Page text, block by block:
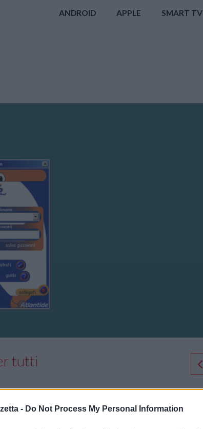
- Do Not Process My Personal Information
ANDROID APPLE SMART TV
tutti